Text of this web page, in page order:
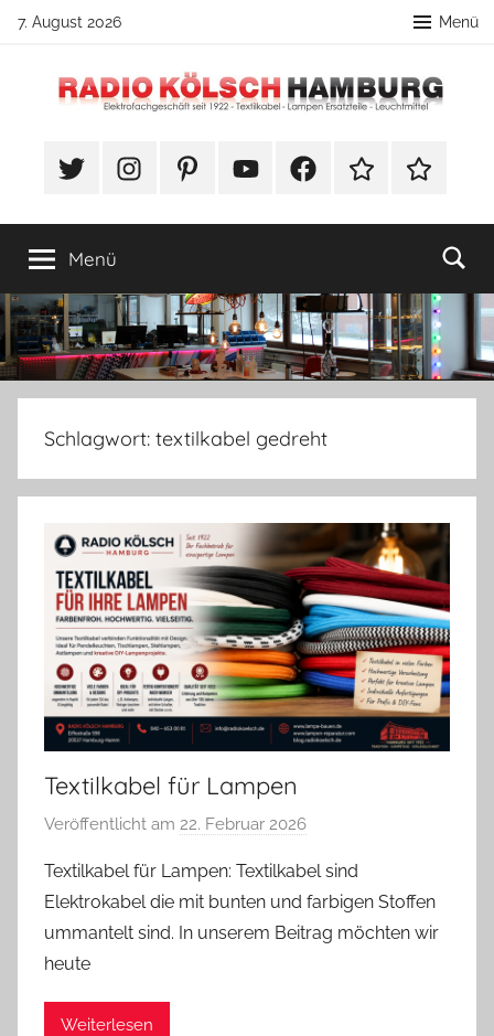
Zum
springen
7. August 2026 Menü
Radio
Hamburg
Lampenbau
#TwitterInstagramPinterestYouTubeFacebookTikTok Webshop
Menü
Schlagwort: textilkabel gedreht
Textilkabel für Lampen
Veröffentlicht am 22. Februar 2026
n
A
n
Textilkabel für Lampen: Textilkabel sind
Elektrokabel die mit bunten und farbigen Stoffen
ummantelt sind. In unserem Beitrag möchten wir
heute
Weiterlesen